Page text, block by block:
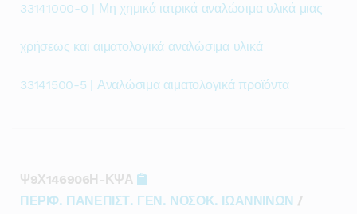
33141000-0 | Μη χημικά ιατρικά αναλώσιμα υλικά μιας
χρήσεως και αιματολογικά αναλώσιμα υλικά
33141500-5 | Αναλώσιμα αιματολογικά προϊόντα
Ψ9Χ146906Η-ΚΨΑ
ΠΕΡΙΦ. ΠΑΝΕΠΙΣΤ. ΓΕΝ. ΝΟΣΟΚ. ΙΩΑΝΝΙΝΩΝ /